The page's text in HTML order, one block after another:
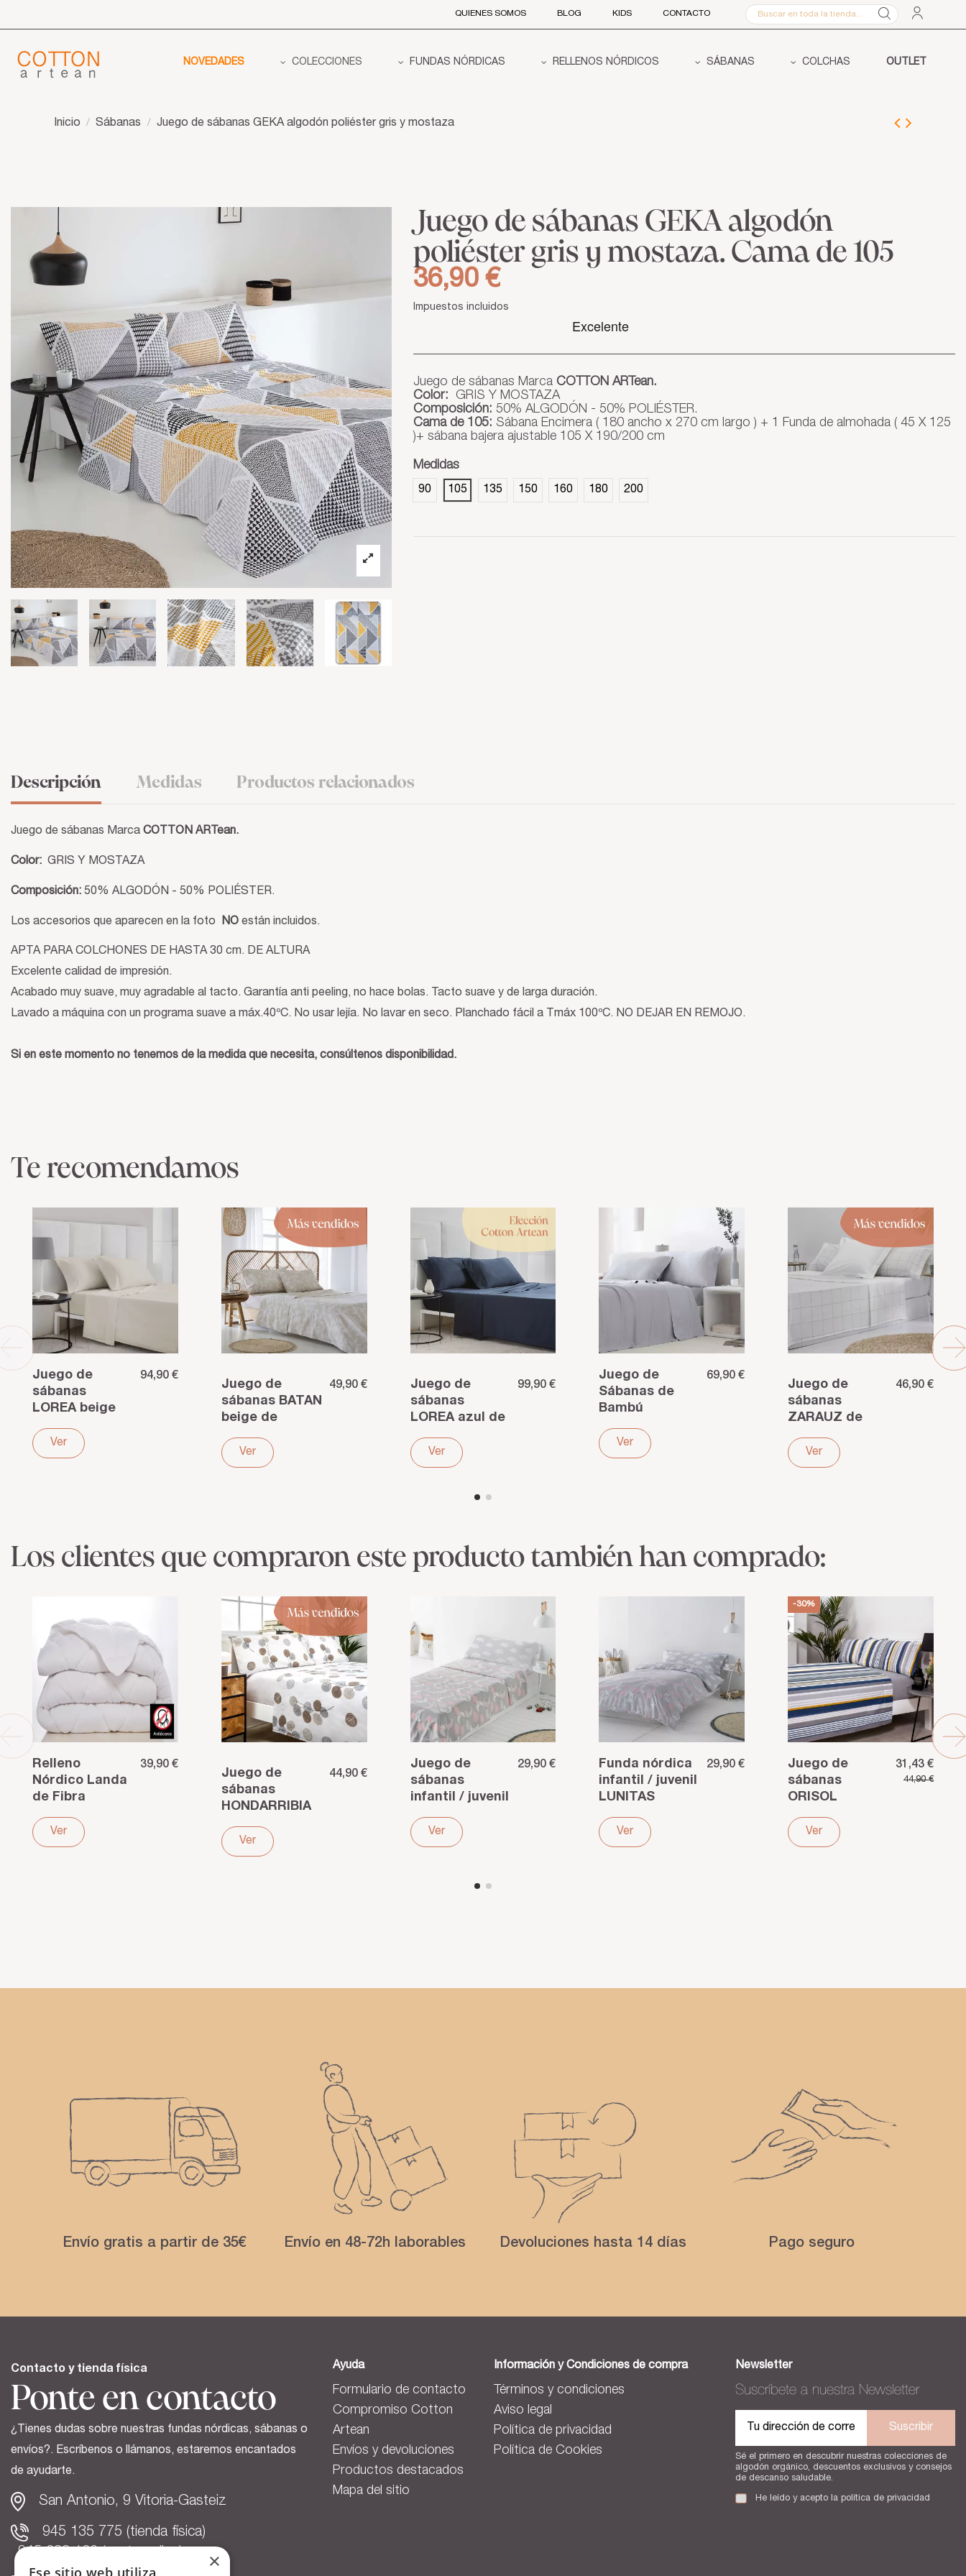
QUIENES SOMOS BLOG KIDS CONTACTO
NOVEDADES COLECCIONES FUNDAS NÓRDICAS RELLENOS NÓRDICOS SÁBANAS COLCHAS OUTLET
Inicio Sábanas Juego de sábanas GEKA algodón poliéster gris y mostaza
Juego de sábanas GEKA algodón
poliéster gris y mostaza. Cama de 105
36,90 €
Impuestos incluidos
Juego de sábanas Marca COTTON ARTean.
Color: GRIS Y MOSTAZA
Composición: 50% ALGODÓN - 50% POLIÉSTER.
Cama de 105: Sábana Encimera ( 180 ancho x 270 cm largo ) + 1 Funda de almohada ( 45 X 125
)+ sábana bajera ajustable 105 X 190/200 cm
Medidas
90 105 135 150 160 180 200
Descripción Medidas Productos relacionados
Juego de sábanas Marca COTTON ARTean.
Color: GRIS Y MOSTAZA
Composición: 50% ALGODÓN - 50% POLIÉSTER.
Los accesorios que aparecen en la foto NO están incluidos.
APTA PARA COLCHONES DE HASTA 30 cm. DE ALTURA
Excelente calidad de impresión.
Acabado muy suave, muy agradable al tacto. Garantía anti peeling, no hace bolas. Tacto suave y de larga duración.
Lavado a máquina con un programa suave a máx.40ºC. No usar lejía. No lavar en seco. Planchado fácil a Tmáx 100ºC. NO DEJAR EN REMOJO.
Si en este momento no tenemos de la medida que necesita, consúltenos disponibilidad.
Te recomendamos
Juego de
sábanas
LOREA beige
de satén de
algodón
egipcio 400
94,90 €
Ver
Juego de
sábanas BATAN
beige de
algodón
orgánico 144
hilos –
49,90 €
Ver
Juego de
sábanas
LOREA azul de
satén de
algodón
egipcio 400
suavidad...
99,90 €
Ver
Juego de
Sábanas de
Bambú
Orgánico GRIS
300 Hilos –
Ligereza
69,90 €
Ver
Juego de
sábanas
ZARAUZ de
algodón
orgánico
blanco –
46,90 €
Ver
Los clientes que compraron este producto también han comprado:
Relleno
Nórdico Landa
de Fibra
Antiácaros 400
g/m² – Calidez
y confort
39,90 €
Ver
Juego de
sábanas
HONDARRIBIA
algodón
orgánico –
44,90 €
Ver
Juego de
sábanas
infantil / juvenil
LUNITAS
algodón
poliéster gris
29,90 €
Ver
Funda nórdica
infantil / juvenil
LUNITAS
algodón
poliéster gris
29,90 €
Ver
-30%
Juego de
sábanas
ORISOL
algodón
poliéster gris
31,43 €
44,90 €
Ver
Envío gratis a partir de 35€ Envío en 48-72h laborables Devoluciones hasta 14 días Pago seguro
Contacto y tienda física
Ponte en contacto
¿Tienes dudas sobre nuestras fundas nórdicas, sábanas o
envíos?. Escríbenos o llámanos, estaremos encantados
de ayudarte.
San Antonio, 9 Vitoria-Gasteiz
945 135 775 (tienda física)
945 033 186 (venta online)
Ayuda
Formulario de contacto
Compromiso Cotton
Artean
Envíos y devoluciones
Productos destacados
Mapa del sitio
Información y Condiciones de compra
Términos y condiciones
Aviso legal
Política de privacidad
Política de Cookies
Newsletter
Suscríbete a nuestra Newsletter
Suscribir
Sé el primero en descubrir nuestras colecciones de
algodón orgánico, descuentos exclusivos y consejos
de descanso saludable.
He leído y acepto la política de privacidad
×
Ese sitio web utiliza